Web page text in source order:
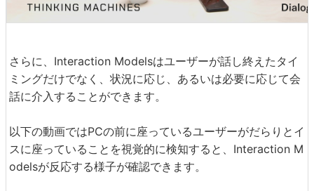
さらに、Interaction Modelsはユーザーが話し終えたタイ
ミングだけでなく、状況に応じ、あるいは必要に応じて会
話に介入することができます。
以下の動画ではPCの前に座っているユーザーがだらりとイ
スに座っていることを視覚的に検知すると、Interaction M
odelsが反応する様子が確認できます。